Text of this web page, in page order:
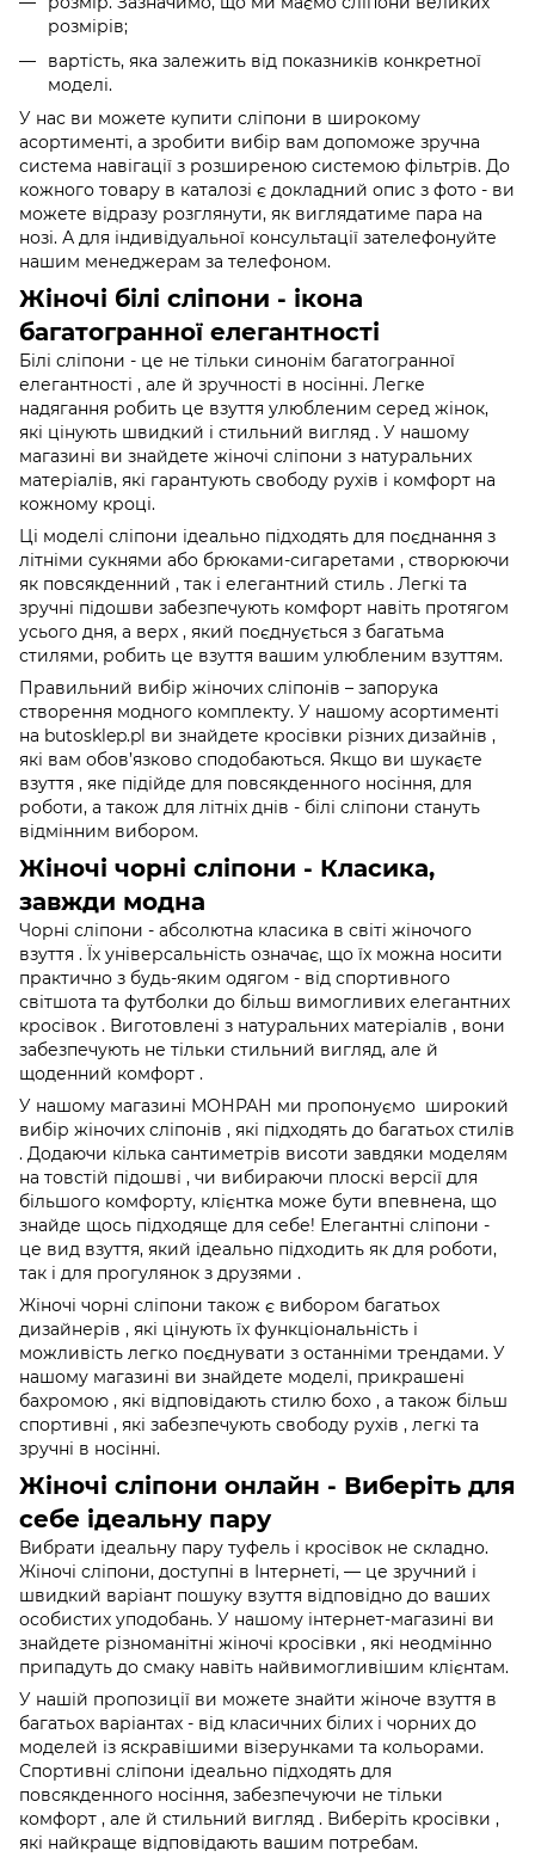
розмірів;
вартість, яка залежить від показників конкретної
моделі.
У нас ви можете купити сліпони в широкому
асортименті, а зробити вибір вам допоможе зручна
система навігації з розширеною системою фільтрів. До
кожного товару в каталозі є докладний опис з фото - ви
можете відразу розглянути, як виглядатиме пара на
нозі. А для індивідуальної консультації зателефонуйте
нашим менеджерам за телефоном.
Жіночі білі сліпони - ікона
багатогранної елегантності
Білі сліпони - це не тільки синонім багатогранної
елегантності , але й зручності в носінні. Легке
надягання робить це взуття улюбленим серед жінок,
які цінують швидкий і стильний вигляд . У нашому
магазині ви знайдете жіночі сліпони з натуральних
матеріалів, які гарантують свободу рухів і комфорт на
кожному кроці.
Ці моделі сліпони ідеально підходять для поєднання з
літніми сукнями або брюками-сигаретами , створюючи
як повсякденний , так і елегантний стиль . Легкі та
зручні підошви забезпечують комфорт навіть протягом
усього дня, а верх , який поєднується з багатьма
стилями, робить це взуття вашим улюбленим взуттям.
Правильний вибір жіночих сліпонів – запорука
створення модного комплекту. У нашому асортименті
на butosklep.pl ви знайдете кросівки різних дизайнів ,
які вам обов’язково сподобаються. Якщо ви шукаєте
взуття , яке підійде для повсякденного носіння, для
роботи, а також для літніх днів - білі сліпони стануть
відмінним вибором.
Жіночі чорні сліпони - Класика,
завжди модна
Чорні сліпони - абсолютна класика в світі жіночого
взуття . Їх універсальність означає, що їх можна носити
практично з будь-яким одягом - від спортивного
світшота та футболки до більш вимогливих елегантних
кросівок . Виготовлені з натуральних матеріалів , вони
забезпечують не тільки стильний вигляд, але й
щоденний комфорт .
У нашому магазині МОНРАН ми пропонуємо широкий
вибір жіночих сліпонів , які підходять до багатьох стилів
. Додаючи кілька сантиметрів висоти завдяки моделям
на товстій підошві , чи вибираючи плоскі версії для
більшого комфорту, клієнтка може бути впевнена, що
знайде щось підходяще для себе! Елегантні сліпони -
це вид взуття, який ідеально підходить як для роботи,
так і для прогулянок з друзями .
Жіночі чорні сліпони також є вибором багатьох
дизайнерів , які цінують їх функціональність і
можливість легко поєднувати з останніми трендами. У
нашому магазині ви знайдете моделі, прикрашені
бахромою , які відповідають стилю бохо , а також більш
спортивні , які забезпечують свободу рухів , легкі та
зручні в носінні.
Жіночі сліпони онлайн - Виберіть для
себе ідеальну пару
Вибрати ідеальну пару туфель і кросівок не складно.
Жіночі сліпони, доступні в Інтернеті, — це зручний і
швидкий варіант пошуку взуття відповідно до ваших
особистих уподобань. У нашому інтернет-магазині ви
знайдете різноманітні жіночі кросівки , які неодмінно
припадуть до смаку навіть найвимогливішим клієнтам.
У нашій пропозиції ви можете знайти жіноче взуття в
багатьох варіантах - від класичних білих і чорних до
моделей із яскравішими візерунками та кольорами.
Спортивні сліпони ідеально підходять для
повсякденного носіння, забезпечуючи не тільки
комфорт , але й стильний вигляд . Виберіть кросівки ,
які найкраще відповідають вашим потребам.